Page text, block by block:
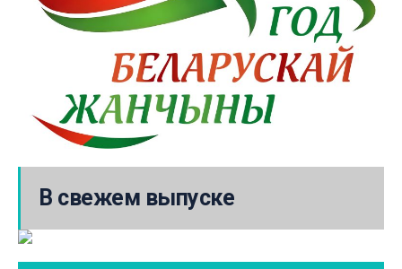
В свежем выпуске